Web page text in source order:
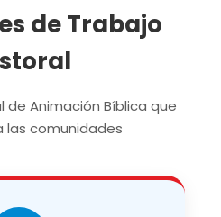
de Trabajo
de Animación Bíblica que
las comunidades